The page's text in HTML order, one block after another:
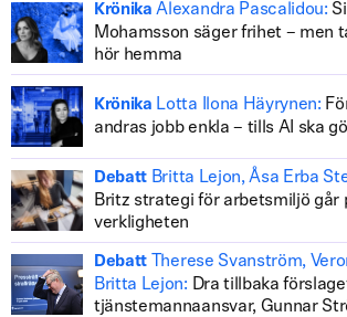
Krönika Alexandra Pascalidou:
Mohamsson säger frihet – men
hör hemma
Krönika Lotta Ilona Häyrynen:
andras jobb enkla – tills AI ska
Debatt Britta Lejon, Åsa Erba
Britz strategi för arbetsmiljö går
verkligheten
Debatt
Therese Svanström,
Britta Lejon: Dra tillbaka
tjänstemannaansvar, Gunnar